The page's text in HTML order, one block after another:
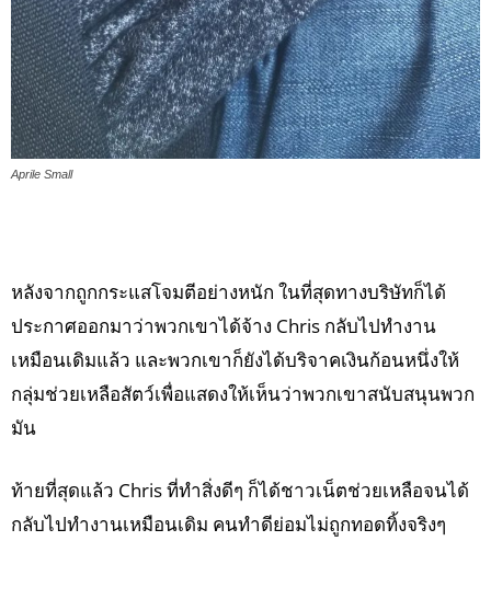
Aprile Small
หลังจากถูกกระแสโจมตีอย่างหนัก ในที่สุดทางบริษัทก็ได้
ประกาศออกมาว่าพวกเขาได้จ้าง Chris กลับไปทำงาน
เหมือนเดิมแล้ว และพวกเขาก็ยังได้บริจาคเงินก้อนหนึ่งให้
กลุ่มช่วยเหลือสัตว์เพื่อแสดงให้เห็นว่าพวกเขาสนับสนุนพวก
มัน
ท้ายที่สุดแล้ว Chris ที่ทำสิ่งดีๆ ก็ได้ชาวเน็ตช่วยเหลือจนได้
กลับไปทำงานเหมือนเดิม คนทำดีย่อมไม่ถูกทอดทิ้งจริงๆ